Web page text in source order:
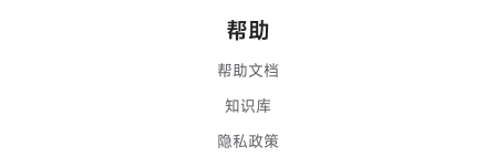
帮助
帮助文档
知识库
隐私政策